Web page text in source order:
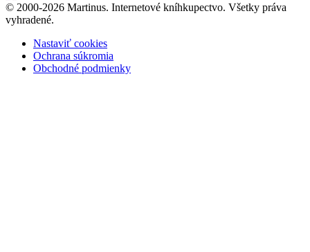
© 2000-2026 Martinus. Internetové kníhkupectvo. Všetky práva
vyhradené.
Nastaviť cookies
Ochrana súkromia
Obchodné podmienky